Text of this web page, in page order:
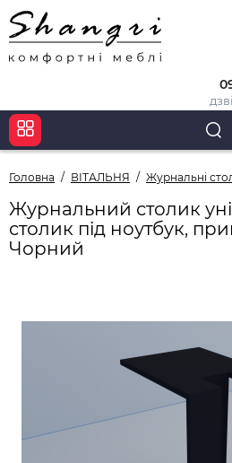
Головна ВІТАЛЬНЯ Журнальні
Журнальний столик
столик під ноутбук,
Чорний